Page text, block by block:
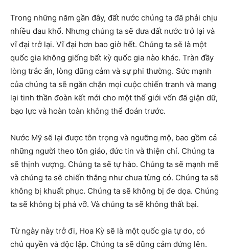
Trong những năm gần đây, đất nước chúng ta đã phải chịu
nhiều đau khổ. Nhưng chúng ta sẽ đưa đất nước trở lại và
vĩ đại trở lại. Vĩ đại hơn bao giờ hết. Chúng ta sẽ là một
quốc gia không giống bất kỳ quốc gia nào khác. Tràn đầy
lòng trắc ẩn, lòng dũng cảm và sự phi thường. Sức mạnh
của chúng ta sẽ ngăn chặn mọi cuộc chiến tranh và mang
lại tinh thần đoàn kết mới cho một thế giới vốn đã giận dữ,
bạo lực và hoàn toàn không thể đoán trước.
Nước Mỹ sẽ lại được tôn trọng và ngưỡng mộ, bao gồm cả
những người theo tôn giáo, đức tin và thiện chí. Chúng ta
sẽ thịnh vượng. Chúng ta sẽ tự hào. Chúng ta sẽ mạnh mẽ
và chúng ta sẽ chiến thắng như chưa từng có. Chúng ta sẽ
không bị khuất phục. Chúng ta sẽ không bị đe dọa. Chúng
ta sẽ không bị phá vỡ. Và chúng ta sẽ không thất bại.
Từ ngày này trở đi, Hoa Kỳ sẽ là một quốc gia tự do, có
chủ quyền và độc lập. Chúng ta sẽ dũng cảm đứng lên.